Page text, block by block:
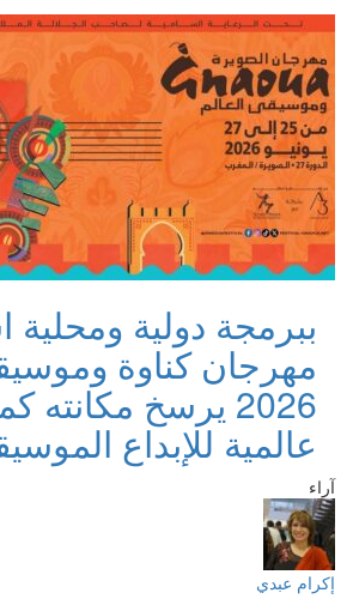
ببرمجة دولية ومحلية
مهرجان كناوة
2026 يرسخ مكانته
عالمية للإبداع
آراء
إكرام عبدي